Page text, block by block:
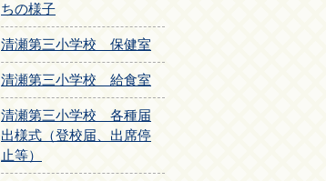
ちの様子
清瀬第三小学校 保健室
清瀬第三小学校 給食室
清瀬第三小学校 各種届
出様式（登校届、出席停
止等）